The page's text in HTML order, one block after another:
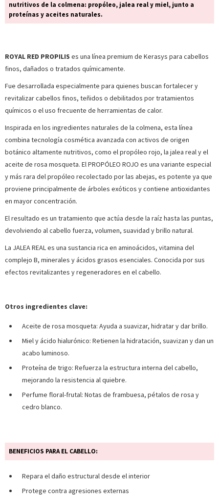
nutritivos de la colmena: propóleo, jalea real y miel, junto a
proteínas y aceites naturales.
ROYAL RED PROPILIS es una línea premium de Kerasys para cabellos
finos, dañados o tratados químicamente.
Fue desarrollada especialmente para quienes buscan fortalecer y
revitalizar cabellos finos, teñidos o debilitados por tratamientos
químicos o el uso frecuente de herramientas de calor.
Inspirada en los ingredientes naturales de la colmena, esta línea
combina tecnología cosmética avanzada con activos de origen
botánico altamente nutritivos, como el propóleo rojo, la jalea real y el
aceite de rosa mosqueta. El PROPÓLEO ROJO es una variante especial
y más rara del propóleo recolectado por las abejas, es potente ya que
proviene principalmente de árboles exóticos y contiene antioxidantes
en mayor concentración.
El resultado es un tratamiento que actúa desde la raíz hasta las puntas,
devolviendo al cabello fuerza, volumen, suavidad y brillo natural.
La JALEA REAL es una sustancia rica en aminoácidos, vitamina del
complejo B, minerales y ácidos grasos esenciales. Conocida por sus
efectos revitalizantes y regeneradores en el cabello.
Otros ingredientes clave:
Aceite de rosa mosqueta: Ayuda a suavizar, hidratar y dar brillo.
Miel y ácido hialurónico: Retienen la hidratación, suavizan y dan un
acabo luminoso.
Proteína de trigo: Refuerza la estructura interna del cabello,
mejorando la resistencia al quiebre.
Perfume floral-frutal: Notas de frambuesa, pétalos de rosa y
cedro blanco.
BENEFICIOS PARA EL CABELLO:
Repara el daño estructural desde el interior
Protege contra agresiones externas